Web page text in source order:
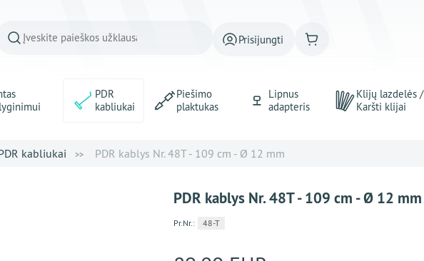
Prisijungti
PDR
kabliukai
Piešimo
plaktukas
Lipnus
adapteris
Klijų lazdelės /
Karšti klijai
kabliukai PDR kablys Nr. 48T - 109 cm - Ø 12 mm
PDR kablys Nr. 48T - 109 cm - Ø 12 mm
Pr.Nr.: 48-T